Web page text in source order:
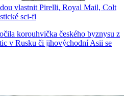
vlastnit Pirelli, Royal Mail, Colt
sci-fi
korouhvička českého byznysu z
v Rusku či jihovýchodní Asii se